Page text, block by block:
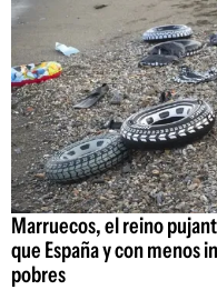
Marruecos, el reino
que España y con menos
pobres